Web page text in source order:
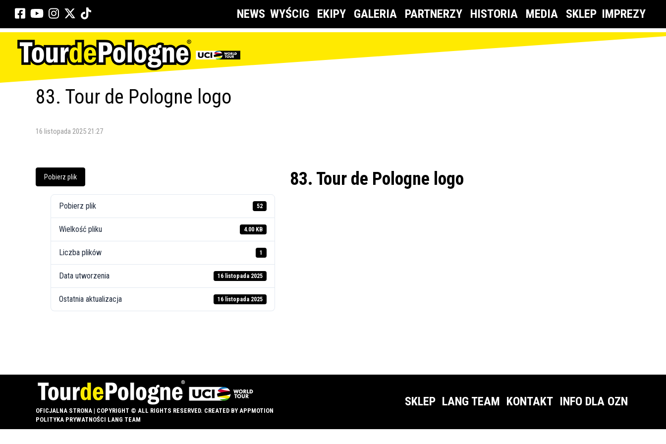
NEWS WYŚCIG EKIPY GALERIA PARTNERZY HISTORIA MEDIA SKLEP IMPREZY
83. Tour de Pologne logo
16 listopada 2025 21:27
Pobierz plik
Pobierz plik 52
Wielkość pliku 4.00 KB
Liczba plików 1
Data utworzenia 16 listopada 2025
Ostatnia aktualizacja 16 listopada 2025
83. Tour de Pologne logo
OFICJALNA STRONA | COPYRIGHT © ALL RIGHTS RESERVED. CREATED BY APPMOTION
POLITYKA PRYWATNOŚCI LANG TEAM
SKLEP LANG TEAM KONTAKT INFO DLA OZN